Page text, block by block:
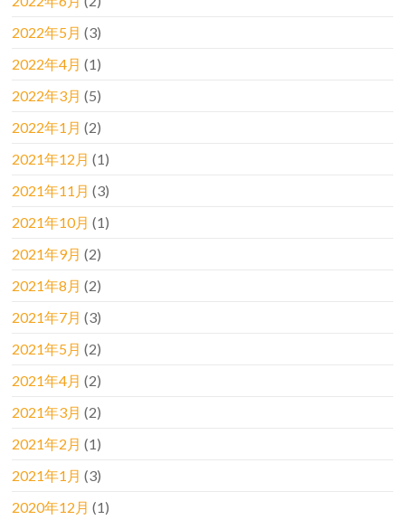
2022年5月 (3)
2022年4月 (1)
2022年3月 (5)
2022年1月 (2)
2021年12月 (1)
2021年11月 (3)
2021年10月 (1)
2021年9月 (2)
2021年8月 (2)
2021年7月 (3)
2021年5月 (2)
2021年4月 (2)
2021年3月 (2)
2021年2月 (1)
2021年1月 (3)
2020年12月 (1)